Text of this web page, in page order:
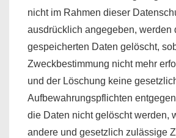
nicht im Rahmen dieser
ausdrücklich angegeben, werden
gespeicherten Daten gelöscht,
Zweckbestimmung nicht mehr
und der Löschung keine
Aufbewahrungspflichten
die Daten nicht gelöscht werden,
andere und gesetzlich zulässige